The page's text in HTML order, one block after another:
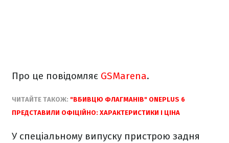
Про це повідомляє GSMarena.
ЧИТАЙТЕ ТАКОЖ: "ВБИВЦЮ ФЛАГМАНІВ" ONEPLUS 6
ПРЕДСТАВИЛИ ОФІЦІЙНО: ХАРАКТЕРИСТИКИ І ЦІНА
У спеціальному випуску пристрою задня